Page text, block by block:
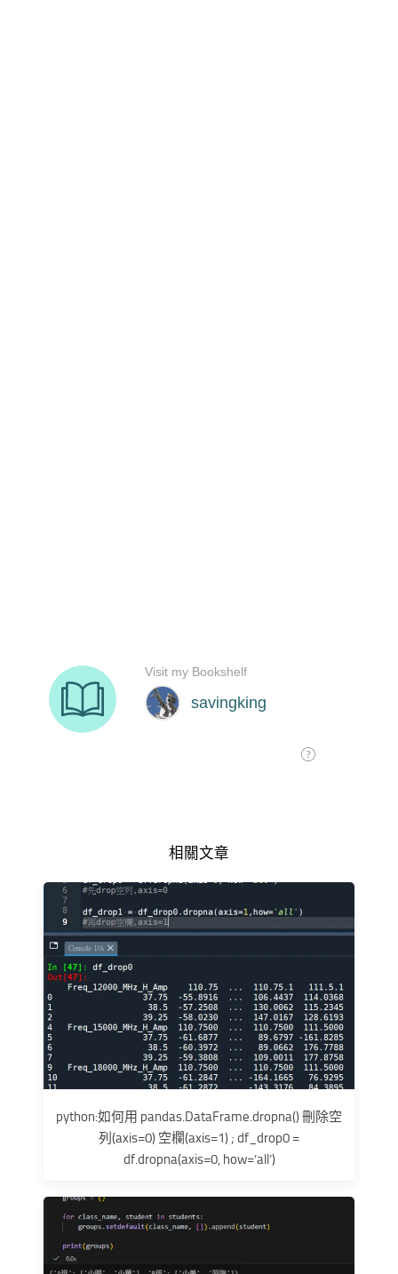
相關文章
python:如何用 pandas.DataFrame.dropna() 刪除空
列(axis=0) 空欄(axis=1) ; df_drop0 =
df.dropna(axis=0, how=’all’)